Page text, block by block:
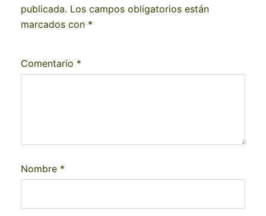
publicada. Los campos obligatorios están
marcados con *
Comentario *
Nombre *